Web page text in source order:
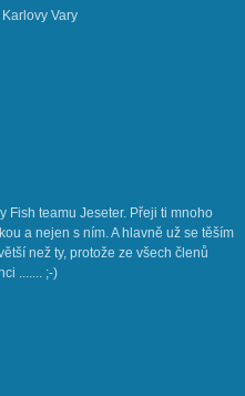
Vary
Fish teamu Jeseter. Přeji ti mnoho
a nejen s ním. A hlavně už se těším
než ty, protože ze všech členů
....... ;-)